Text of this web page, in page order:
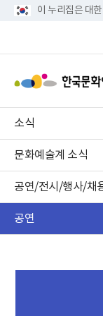
이 누리집은 대
소식
문화예술계 소식
공연/전시/행사/채
공연